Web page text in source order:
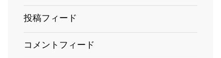
投稿フィード
コメントフィード